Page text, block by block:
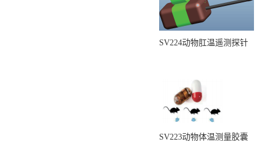
SV224动物肛温遥测探针
SV223动物体温测量胶囊